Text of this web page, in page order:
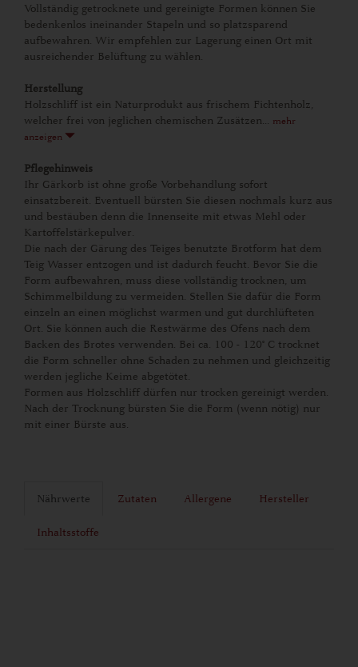
Vollständig getrocknete und gereinigte Formen können Sie
bedenkenlos ineinander Stapeln und so platzsparend
aufbewahren. Wir empfehlen zur Lagerung einen Ort mit
ausreichender Belüftung zu wählen.
Herstellung
Holzschliff ist ein Naturprodukt aus frischem Fichtenholz,
welcher frei von jeglichen chemischen Zusätzen... mehr
anzeigen
Pflegehinweis
Ihr Gärkorb ist ohne große Vorbehandlung sofort
einsatzbereit. Eventuell bürsten Sie diesen nochmals kurz aus
und bestäuben denn die Innenseite mit etwas Mehl oder
Kartoffelstärkepulver.
Die nach der Gärung des Teiges benutzte Brotform hat dem
Teig Wasser entzogen und ist dadurch feucht. Bevor Sie die
Form aufbewahren, muss diese vollständig trocknen, um
Schimmelbildung zu vermeiden. Stellen Sie dafür die Form
einzeln an einen möglichst warmen und gut durchlüfteten
Ort. Sie können auch die Restwärme des Ofens nach dem
Backen des Brotes verwenden. Bei ca. 100 - 120° C trocknet
die Form schneller ohne Schaden zu nehmen und gleichzeitig
werden jegliche Keime abgetötet.
Formen aus Holzschliff dürfen nur trocken gereinigt werden.
Nach der Trocknung bürsten Sie die Form (wenn nötig) nur
mit einer Bürste aus.
Nährwerte Zutaten Allergene Hersteller
Inhaltsstoffe